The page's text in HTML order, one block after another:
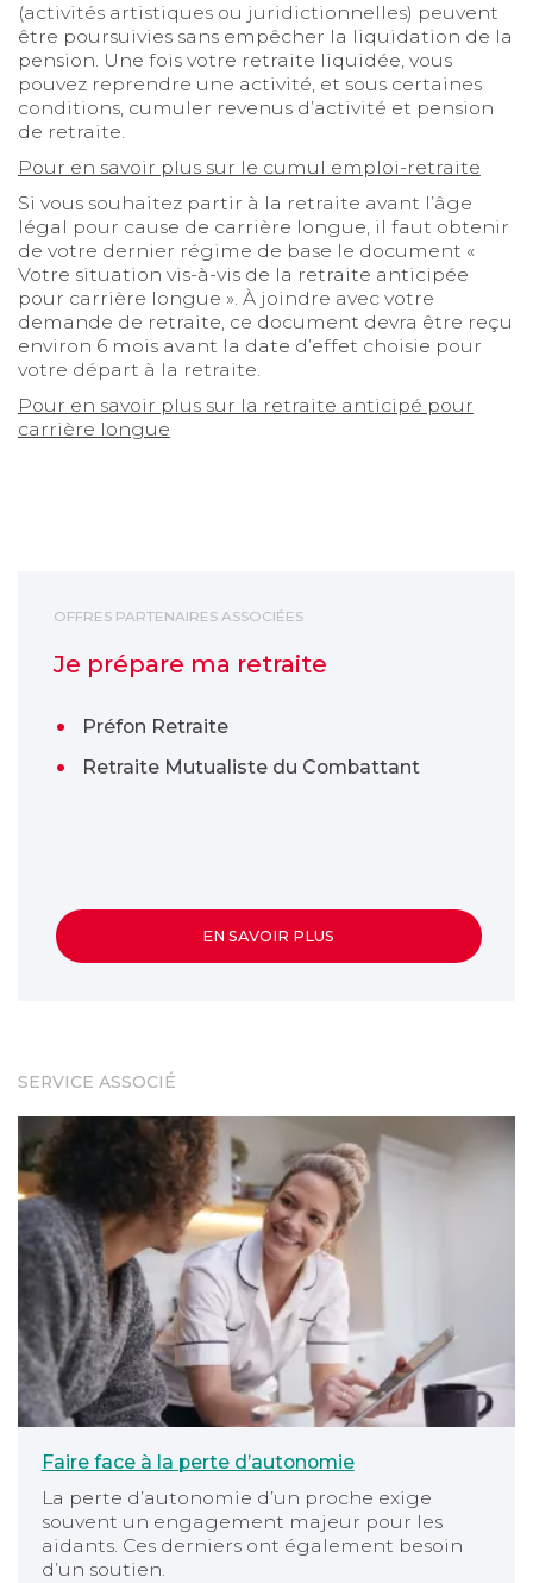
(activités artistiques ou juridictionnelles) peuvent
être poursuivies sans empêcher la liquidation de la
pension. Une fois votre retraite liquidée, vous
pouvez reprendre une activité, et sous certaines
conditions, cumuler revenus d’activité et pension
de retraite.
Pour en savoir plus sur le cumul emploi-retraite
Si vous souhaitez partir à la retraite avant l’âge
légal pour cause de carrière longue, il faut obtenir
de votre dernier régime de base le document «
Votre situation vis-à-vis de la retraite anticipée
pour carrière longue ». À joindre avec votre
demande de retraite, ce document devra être reçu
environ 6 mois avant la date d’effet choisie pour
votre départ à la retraite.
Pour en savoir plus sur la retraite anticipé pour
carrière longue
OFFRES PARTENAIRES ASSOCIÉES
Je prépare ma retraite
Préfon Retraite
Retraite Mutualiste du Combattant
EN SAVOIR PLUS
SERVICE ASSOCIÉ
Faire face à la perte d’autonomie
Faire face à la perte d’autonomie
La perte d’autonomie d’un proche exige
souvent un engagement majeur pour les
aidants. Ces derniers ont également besoin
d’un soutien.